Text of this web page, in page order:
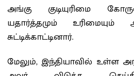
அங்கு குடியுரிமை
யதார்த்தமும்
சுட்டிக்காட்டினார்.
மேலும், இந்தியாவில் உள்ள